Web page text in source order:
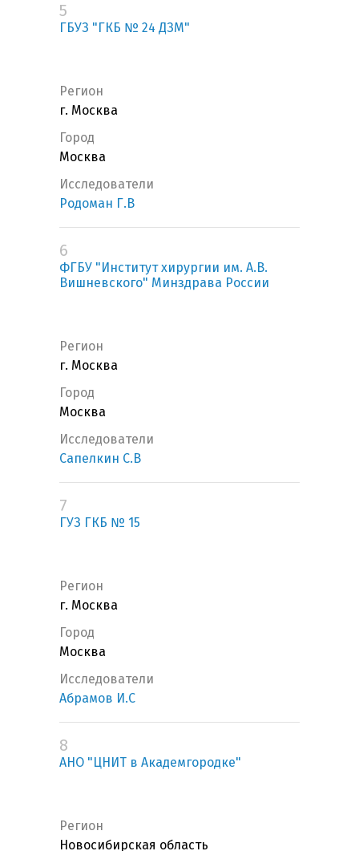
5
ГБУЗ "ГКБ № 24 ДЗМ"
Регион
г. Москва
Город
Москва
Исследователи
Родоман Г.В
6
ФГБУ "Институт хирургии им. А.В.
Вишневского" Минздрава России
Регион
г. Москва
Город
Москва
Исследователи
Сапелкин С.В
7
ГУЗ ГКБ № 15
Регион
г. Москва
Город
Москва
Исследователи
Абрамов И.С
8
АНО "ЦНИТ в Академгородке"
Регион
Новосибирская область